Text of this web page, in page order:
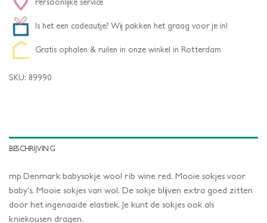
Is het een cadeautje? Wij pakken het graag voor je in!
Gratis ophalen & ruilen in onze winkel in Rotterdam
SKU: 89990
BESCHRIJVING
mp Denmark babysokje wool rib wine red. Mooie sokjes voor
baby’s. Mooie sokjes van wol. De sokje blijven extra goed zitten
door het ingenaaide elastiek. Je kunt de sokjes ook als
kniekousen dragen.